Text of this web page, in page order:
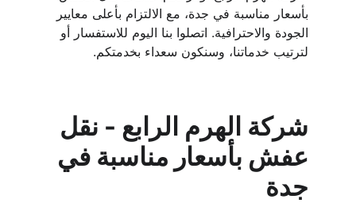
بأسعار مناسبة في جدة، مع الالتزام بأعلى معايير
الجودة والاحترافية. اتصلوا بنا اليوم للاستفسار أو
لترتيب خدماتنا، وسنكون سعداء بخدمتكم.
شركة الهرم الرابع - نقل
عفش بأسعار مناسبة في
جدة